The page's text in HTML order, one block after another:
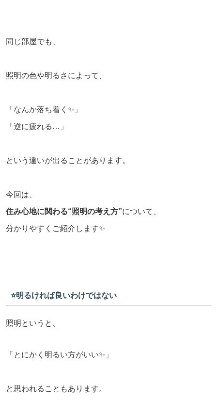
同じ部屋でも、
照明の色や明るさによって、
「なんか落ち着く✨」
「逆に疲れる…」
という違いが出ることがあります。
今回は、
住み心地に関わる“照明の考え方”について、
分かりやすくご紹介します✨
⭐️明るければ良いわけではない
照明というと、
「とにかく明るい方がいい✨」
と思われることもあります。